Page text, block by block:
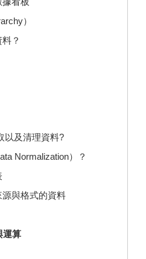
）
？
以及清理資料?
Normalization）？
與格式的資料
運算